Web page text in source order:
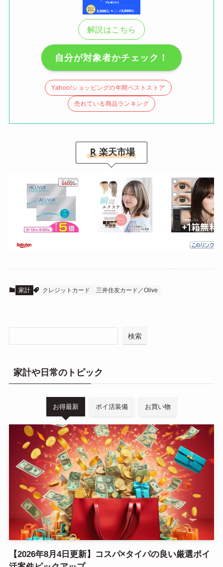
解説はこちら
自分が対象者かチェック！
Yahoo!ショッピングの年間ベストストア
売れている商品ランキング
楽天市場
家計 クレジットカード 三井住友カード／Olive
検索
家計や日常のトピック
お得最新 ポイ活装備 お買い物
【2026年8月4日更新】コスパ×タイパの良い厳選ポイ